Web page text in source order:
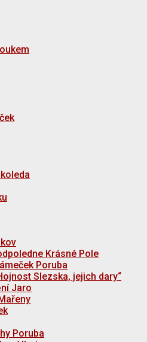
Krásné Pole
Poruba
Slezska, jejich dary“
Jaro
Poruba